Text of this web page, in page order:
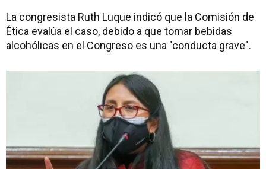
La congresista Ruth Luque indicó que la Comisión de
Ética evalúa el caso, debido a que tomar bebidas
alcohólicas en el Congreso es una "conducta grave".